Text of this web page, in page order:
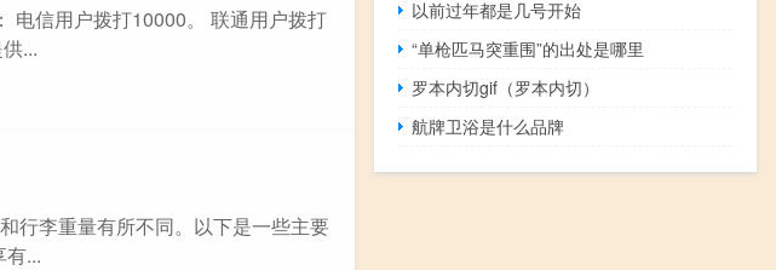
电信用户拨打10000。 联通用户拨打
...
行李重量有所不同。以下是一些主要
...
以前过年都是几号开始
“单枪匹马突重围”的出处是哪里
罗本内切gif（罗本内切）
航牌卫浴是什么品牌